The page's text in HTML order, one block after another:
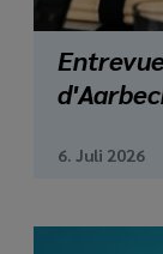
6. Juli 2026